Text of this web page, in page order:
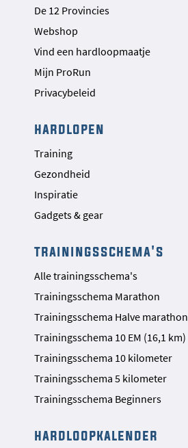
De 12 Provincies
Webshop
Vind een hardloopmaatje
Mijn ProRun
Privacybeleid
hardlopen
Training
Gezondheid
Inspiratie
Gadgets & gear
trainingsschema's
Alle trainingsschema's
Trainingsschema Marathon
Trainingsschema Halve marathon
Trainingsschema 10 EM (16,1 km)
Trainingsschema 10 kilometer
Trainingsschema 5 kilometer
Trainingsschema Beginners
hardloopkalender